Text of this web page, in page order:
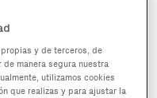
y de terceros, de
manera segura nuestra
utilizamos cookies
que realizas y para ajustar la